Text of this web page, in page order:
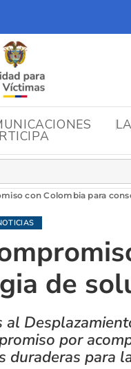
con Colombia para
de
por
para